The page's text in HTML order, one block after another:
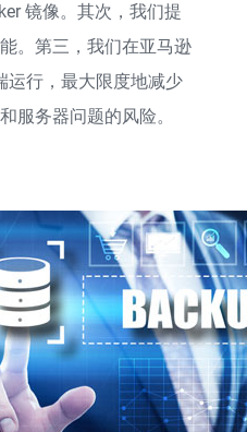
镜像。其次，我们提
。第三，我们在亚马逊
运行，最大限度地减少
服务器问题的风险。